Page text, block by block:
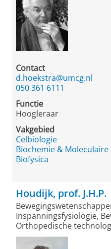
Contact
d.hoekstra@umcg.nl
050 361 6111
Functie
Hoogleraar
Vakgebied
Celbiologie
Biochemie & Moleculaire
Biofysica
Houdijk, prof. J.H.P.
Inspanningsfysiologie,
Orthopedische